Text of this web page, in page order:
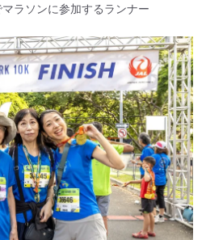
ラソンに参加するランナー